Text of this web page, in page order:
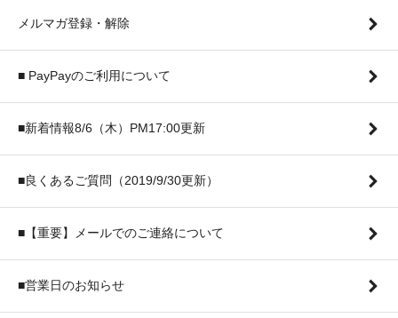
メルマガ登録・解除
■ PayPayのご利用について
■新着情報8/6（木）PM17:00更新
■良くあるご質問（2019/9/30更新）
■【重要】メールでのご連絡について
■営業日のお知らせ